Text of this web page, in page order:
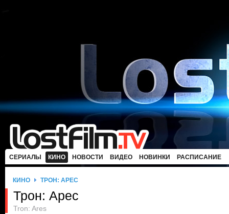
СЕРИАЛЫ КИНО НОВОСТИ ВИДЕО НОВИНКИ РАСПИСАНИЕ
КИНО ТРОН: АРЕС
Трон: Арес
Tron: Ares